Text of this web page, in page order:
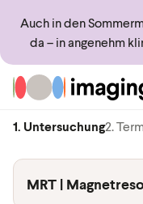
Auch in den
da – in angenehm
Zur Startseite
1. Untersuchung2.
MRT |